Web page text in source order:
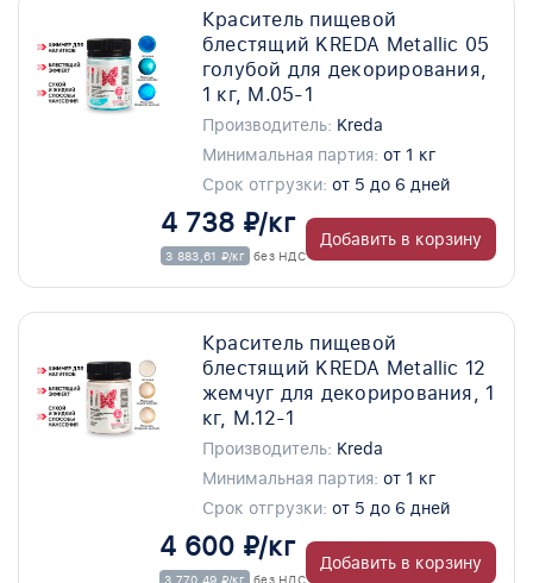
Краситель пищевой
блестящий KREDA Metallic 05
голубой для декорирования,
1 кг, M.05-1
Производитель: Kreda
Минимальная партия: от 1 кг
Срок отгрузки: от 5 до 6 дней
4 738 ₽/кг
3 883,61 ₽/кг без НДС
Добавить в корзину
Краситель пищевой
блестящий KREDA Metallic 12
жемчуг для декорирования, 1
кг, M.12-1
Производитель: Kreda
Минимальная партия: от 1 кг
Срок отгрузки: от 5 до 6 дней
4 600 ₽/кг
3 770,49 ₽/кг без НДС
Добавить в корзину